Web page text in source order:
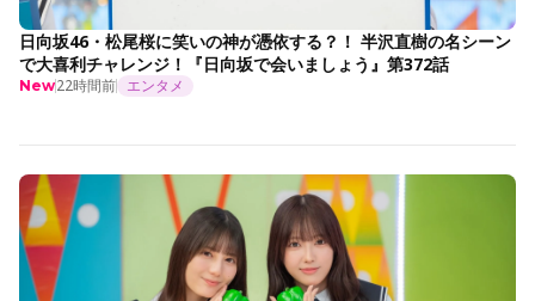
日向坂46・松尾桜に笑いの神が憑依する？！ 半沢直樹の名シーン
で大喜利チャレンジ！『日向坂で会いましょう』第372話
New22時間前 エンタメ